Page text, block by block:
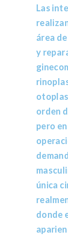
Las
área
y
orden
pero
única
donde